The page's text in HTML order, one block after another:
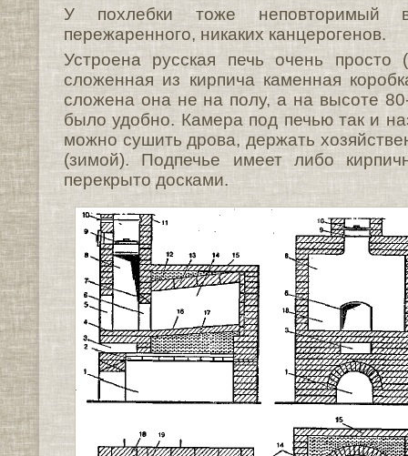
У похлебки тоже неповторимый
пережаренного, никаких канцерогенов.
Устроена русская печь очень
сложенная из кирпича каменная
сложена она не на полу, а на высоте
было удобно. Камера под печью так и
можно сушить дрова, держать
(зимой). Подпечье имеет либо
перекрыто досками.